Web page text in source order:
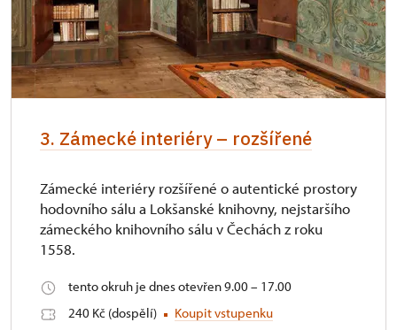
3. Zámecké interiéry – rozšířené
Zámecké interiéry rozšířené o autentické prostory
hodovního sálu a Lokšanské knihovny, nejstaršího
zámeckého knihovního sálu v Čechách z roku
1558.
tento okruh je dnes otevřen 9.00 – 17.00
240 Kč (dospělí)
Koupit vstupenku